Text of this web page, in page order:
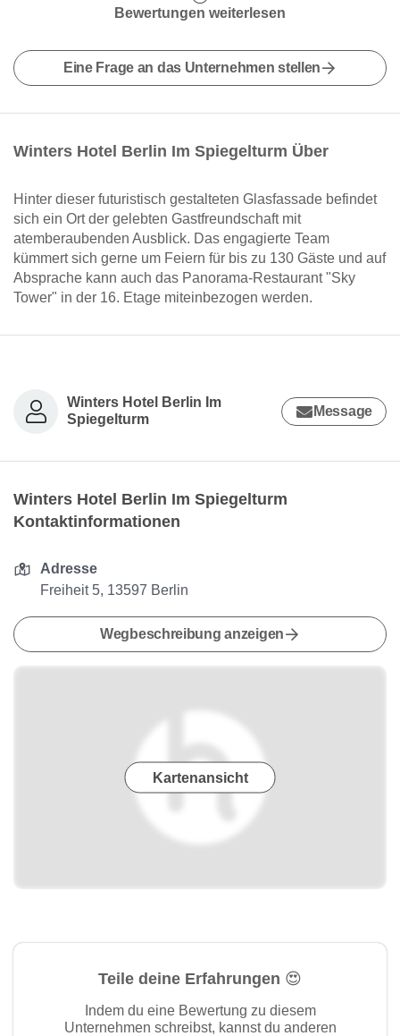
Bewertungen weiterlesen
Eine Frage an das Unternehmen stellen
Winters Hotel Berlin Im Spiegelturm Über
Hinter dieser futuristisch gestalteten Glasfassade befindet
sich ein Ort der gelebten Gastfreundschaft mit
atemberaubenden Ausblick. Das engagierte Team
kümmert sich gerne um Feiern für bis zu 130 Gäste und auf
Absprache kann auch das Panorama-Restaurant "Sky
Tower" in der 16. Etage miteinbezogen werden.
Winters Hotel Berlin Im
Spiegelturm
Message
Winters Hotel Berlin Im Spiegelturm
Kontaktinformationen
Adresse
Freiheit 5, 13597 Berlin
Wegbeschreibung anzeigen
Kartenansicht
Teile deine Erfahrungen 😍
Indem du eine Bewertung zu diesem
Unternehmen schreibst, kannst du anderen